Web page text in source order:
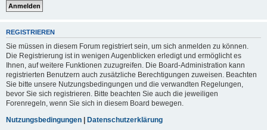
REGISTRIEREN
Sie müssen in diesem Forum registriert sein, um sich anmelden zu können.
Die Registrierung ist in wenigen Augenblicken erledigt und ermöglicht es
Ihnen, auf weitere Funktionen zuzugreifen. Die Board-Administration kann
registrierten Benutzern auch zusätzliche Berechtigungen zuweisen. Beachten
Sie bitte unsere Nutzungsbedingungen und die verwandten Regelungen,
bevor Sie sich registrieren. Bitte beachten Sie auch die jeweiligen
Forenregeln, wenn Sie sich in diesem Board bewegen.
Nutzungsbedingungen | Datenschutzerklärung